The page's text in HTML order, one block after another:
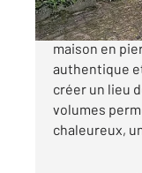
À Sainte-
maison en
authentique
créer un lieu
volumes
chaleureux,